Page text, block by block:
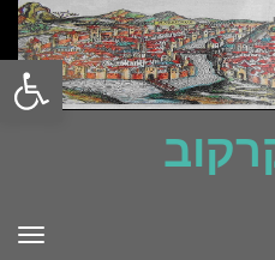
פתח